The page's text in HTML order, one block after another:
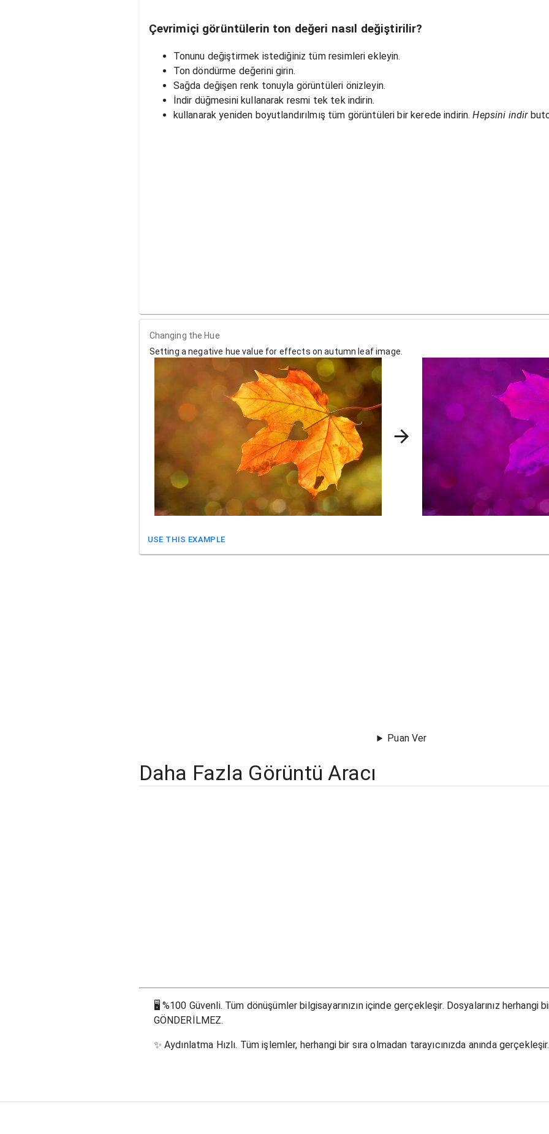
Çevrimiçi görüntülerin ton değeri nasıl değiştirilir?
Tonunu değiştirmek istediğiniz tüm resimleri ekleyin.
Ton döndürme değerini girin.
Sağda değişen renk tonuyla görüntüleri önizleyin.
İndir düğmesini kullanarak resmi tek tek indirin.
kullanarak yeniden boyutlandırılmış tüm görüntüleri bir kerede indirin. Hepsini indir
Changing the Hue
Setting a negative hue value for effects on autumn leaf image.
USE THIS EXAMPLE
Puan Ver
Daha Fazla Görüntü Aracı
🖥 %100 Güvenli. Tüm dönüşümler bilgisayarınızın içinde gerçekleşir. Dosyalarınız herhangi
GÖNDERİLMEZ.
✨ Aydınlatma Hızlı. Tüm işlemler, herhangi bir sıra olmadan tarayıcınızda anında gerçekleşir.